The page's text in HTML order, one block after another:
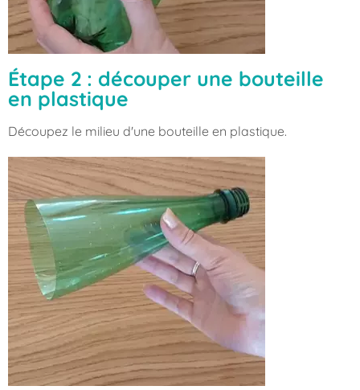
Étape 2 : découper une bouteille
en plastique
Découpez le milieu d'une bouteille en plastique.